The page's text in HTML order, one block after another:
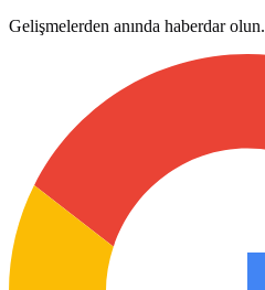
Gelişmelerden anında haberdar olun.